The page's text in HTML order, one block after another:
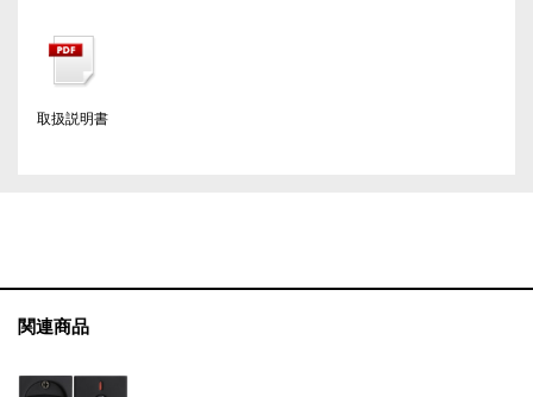
取扱説明書
関連商品